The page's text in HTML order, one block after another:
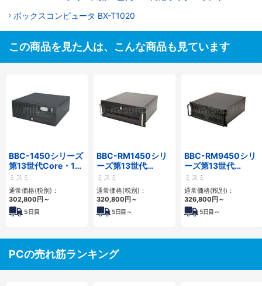
ボックスコンピュータ BX-T1020
この商品を見た人は、こんな商品も見ています
BBC-1450シリーズ
第13世代Core・12
世代Celeron対応小
型フロアマウント
4PCIe
ミスミ
通常価格(税別)：
302,800円～
5日目
BBC-RM1450シリ
ーズ第13世代
Core・12世代
Celeron対応ラック
マウント4PCIe
ミスミ
通常価格(税別)：
320,800円～
5日目～
BBC-RM9450シリ
ーズ第13世代
Core・12世代
Celeron対応ラック
マウント4PCIe
ミスミ
通常価格(税別)：
326,800円～
5日目～
PCの売れ筋ランキング